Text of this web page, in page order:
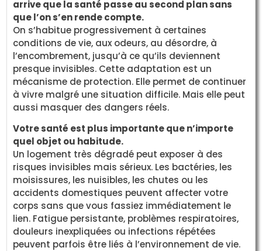
arrive que la santé passe au second plan sans
que l’on s’en rende compte.
On s’habitue progressivement à certaines
conditions de vie, aux odeurs, au désordre, à
l’encombrement, jusqu’à ce qu’ils deviennent
presque invisibles. Cette adaptation est un
mécanisme de protection. Elle permet de continuer
à vivre malgré une situation difficile. Mais elle peut
aussi masquer des dangers réels.
Votre santé est plus importante que n’importe
quel objet ou habitude.
Un logement très dégradé peut exposer à des
risques invisibles mais sérieux. Les bactéries, les
moisissures, les nuisibles, les chutes ou les
accidents domestiques peuvent affecter votre
corps sans que vous fassiez immédiatement le
lien. Fatigue persistante, problèmes respiratoires,
douleurs inexpliquées ou infections répétées
peuvent parfois être liés à l’environnement de vie.